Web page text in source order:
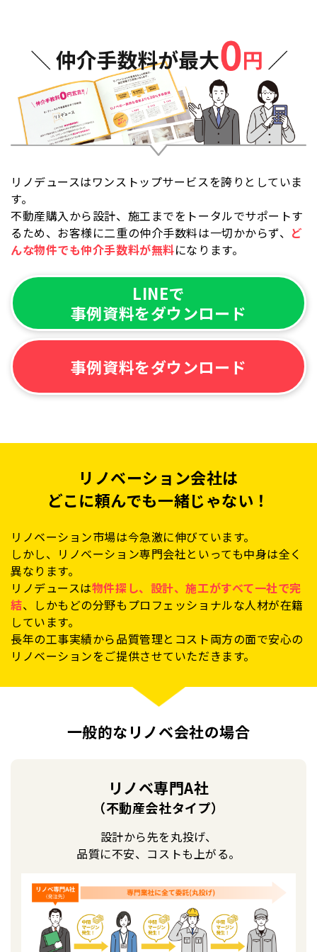
リノデュースはワンストップサービスを誇りとしていま
す。
不動産購入から設計、施工までをトータルでサポートす
るため、 お客様に二重の仲介手数料は一切かからず、 ど
んな物件でも仲介手数料が無料になります。
LINEで
事例資料をダウンロード
事例資料をダウンロード
リノベーション会社は
どこに頼んでも一緒じゃない！
リノベーション市場は今急激に伸びています。
しかし、リノベーション専門会社といっても中身は全く
異なります。
リノデュースは物件探し、設計、施工がすべて一社で完
結、しかもどの分野もプロフェッショナルな人材が在籍
しています。
長年の工事実績から品質管理とコスト両方の面で安心の
リノベーションをご提供させていただきます。
一般的なリノベ会社の場合
リノベ専門A社
（不動産会社タイプ）
設計から先を丸投げ、
品質に不安、コストも上がる。